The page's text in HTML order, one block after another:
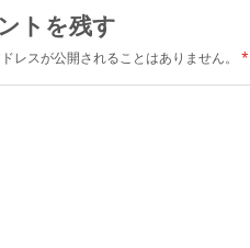
トを残す
レスが公開されることはありません。 *